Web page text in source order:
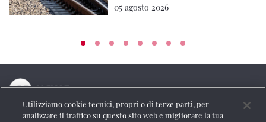
05 agosto 2026
La testata online del Gruppo FS Italiane
Utilizziamo cookie tecnici, propri o di terze parti, per
analizzare il traffico su questo sito web e migliorare la tua